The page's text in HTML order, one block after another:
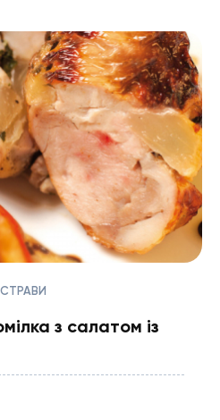
з салатом із